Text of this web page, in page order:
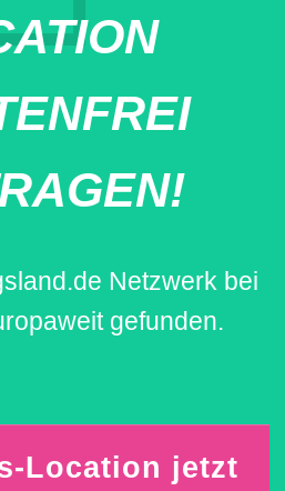
Netzwerk bei
gefunden.
Location jetzt